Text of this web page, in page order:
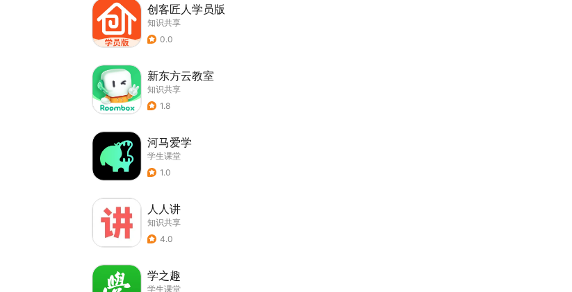
创客匠人学员版
知识共享
0.0
新东方云教室
知识共享
1.8
河马爱学
学生课堂
1.0
人人讲
知识共享
4.0
学之趣
学生课堂